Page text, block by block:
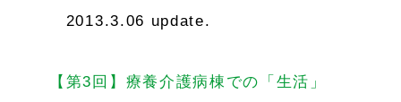
2013.3.06 update.
【第3回】療養介護病棟での「生活」